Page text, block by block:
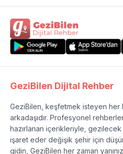
GeziBilen Dijital Rehber
GeziBilen, keşfetmek isteyen her
arkadaşıdır. Profesyonel
hazırlanan içerikleriyle,
işaret eder değişik şehir için
gidin, GeziBilen her zaman